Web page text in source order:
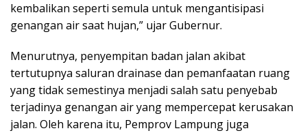
kembalikan seperti semula untuk mengantisipasi
genangan air saat hujan,” ujar Gubernur.
Menurutnya, penyempitan badan jalan akibat
tertutupnya saluran drainase dan pemanfaatan ruang
yang tidak semestinya menjadi salah satu penyebab
terjadinya genangan air yang mempercepat kerusakan
jalan. Oleh karena itu, Pemprov Lampung juga